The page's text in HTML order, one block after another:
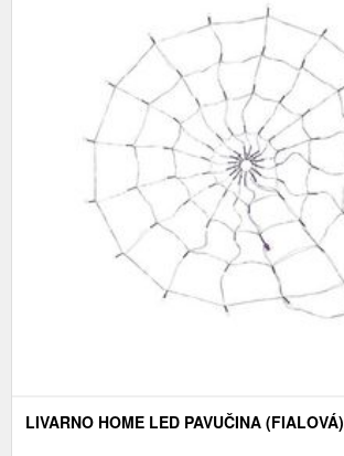
LIVARNO HOME LED PAVUČINA (FIALOVÁ)